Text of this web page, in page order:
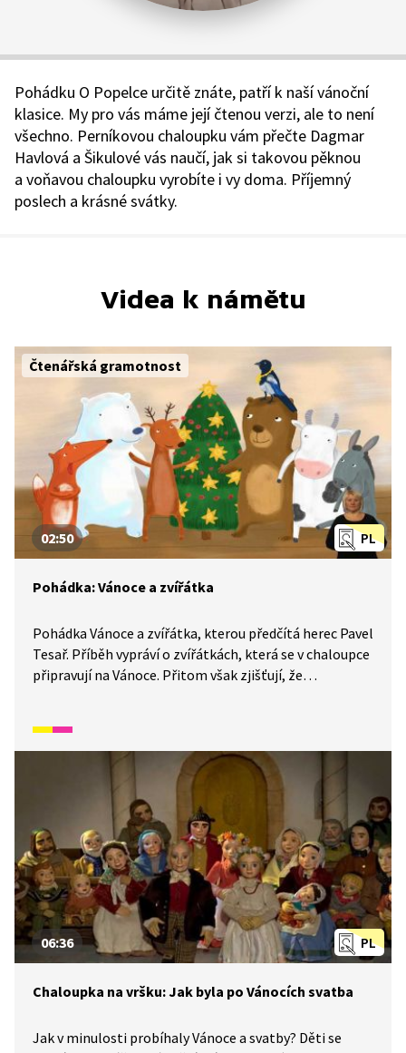
Pohádku O Popelce určitě znáte, patří k naší vánoční
klasice. My pro vás máme její čtenou verzi, ale to není
všechno. Perníkovou chaloupku vám přečte Dagmar
Havlová a Šikulové vás naučí, jak si takovou pěknou
a voňavou chaloupku vyrobíte i vy doma. Příjemný
poslech a krásné svátky.
Videa k námětu
Čtenářská gramotnost
PL
02:50
Pohádka: Vánoce a zvířátka
Pohádka Vánoce a zvířátka, kterou předčítá herec Pavel
Tesař. Příběh vypráví o zvířátkách, která se v chaloupce
připravují na Vánoce. Přitom však zjišťují, že
PL
06:36
Chaloupka na vršku: Jak byla po Vánocích svatba
Jak v minulosti probíhaly Vánoce a svatby? Děti se